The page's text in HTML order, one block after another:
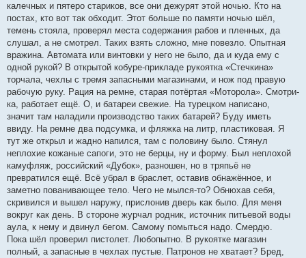
калечных и пятеро стариков, все они дежурят этой ночью. Кто на
постах, кто вот так обходит. Этот больше по памяти ночью шёл,
темень стояла, проверял места содержания рабов и пленных, да
слушал, а не смотрел. Таких взять сложно, мне повезло. Опытная
вражина. Автомата или винтовки у него не было, да и куда ему с
одной рукой? В открытой кобуре-прикладе рукоятка «Стечкина»
торчала, чехлы с тремя запасными магазинами, и нож под правую
рабочую руку. Рация на ремне, старая потёртая «Моторола». Смотри-
ка, работает ещё. О, и батареи свежие. На турецком написано,
значит там наладили производство таких батарей? Буду иметь
ввиду. На ремне два подсумка, и фляжка на литр, пластиковая. Я
тут же открыл и жадно напился, там с половину было. Стянул
неплохие кожаные сапоги, это не берцы, ну и форму. Был неплохой
камуфляж, российский «Дубок», разношен, но в тряпьё не
превратился ещё. Всё убрал в браслет, оставив обнажённое, и
заметно пованивающее тело. Чего не мылся-то? Обнюхав себя,
скривился и вышел наружу, прислонив дверь как было. Для меня
вокруг как день. В стороне журчал родник, источник питьевой воды
аула, к нему и двинул бегом. Самому помыться надо. Смердю.
Пока шёл проверил пистолет. Любопытно. В рукоятке магазин
полный, а запасные в чехлах пустые. Патронов не хватает? Бред,